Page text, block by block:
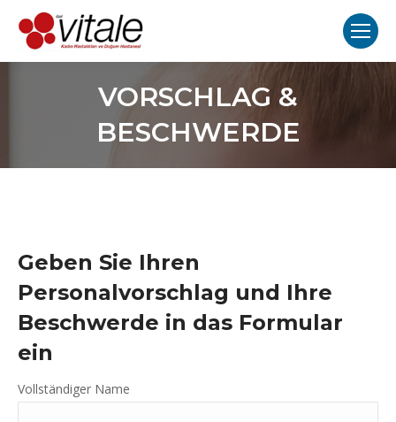
VORSCHLAG &
BESCHWERDE
Geben Sie Ihren
Personalvorschlag und Ihre
Beschwerde in das Formular
ein
Vollständiger Name